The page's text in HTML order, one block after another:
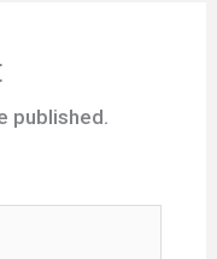
published.